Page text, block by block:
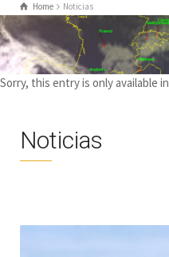
Home Noticias
Sorry, this entry is only available in
Noticias